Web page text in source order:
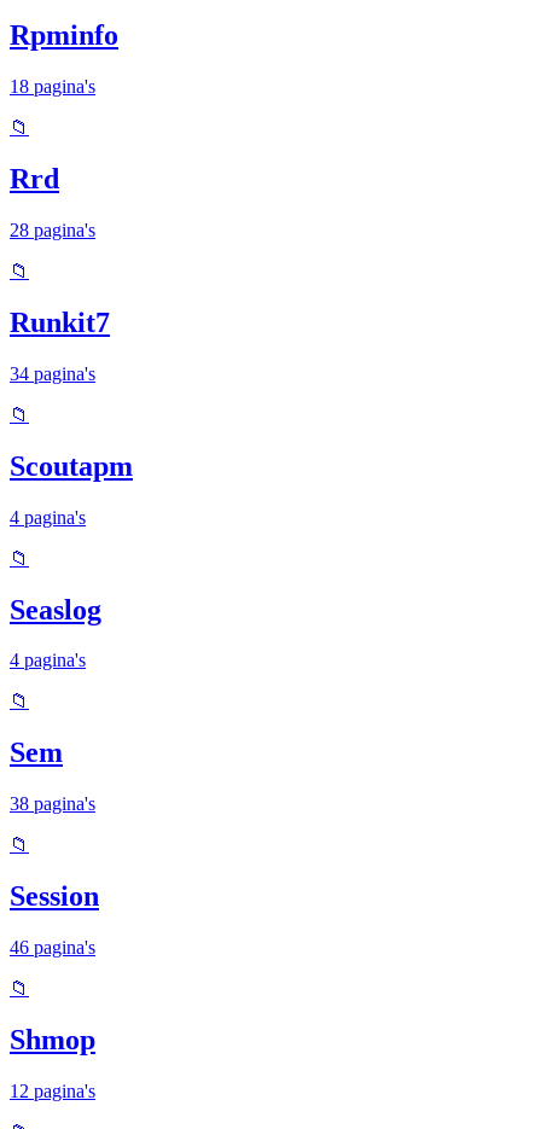
Rpminfo
18 pagina's
📁
Rrd
28 pagina's
📁
Runkit7
34 pagina's
📁
Scoutapm
4 pagina's
📁
Seaslog
4 pagina's
📁
Sem
38 pagina's
📁
Session
46 pagina's
📁
Shmop
12 pagina's